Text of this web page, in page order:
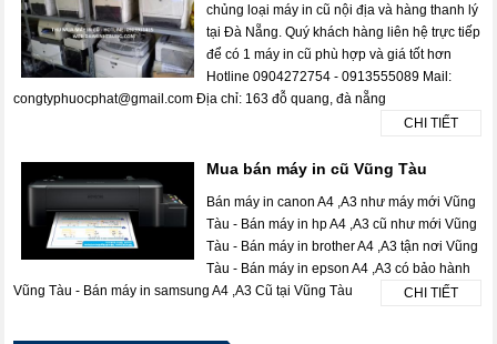
chủng loại máy in cũ nội địa và hàng thanh lý
tại Đà Nẵng. Quý khách hàng liên hệ trực tiếp
để có 1 máy in cũ phù hợp và giá tốt hơn
Hotline 0904272754 - 0913555089 Mail:
congtyphuocphat@gmail.com Địa chỉ: 163 đỗ quang, đà nẵng
CHI TIẾT
Mua bán máy in cũ Vũng Tàu
Bán máy in canon A4 ,A3 như máy mới Vũng
Tàu - Bán máy in hp A4 ,A3 cũ như mới Vũng
Tàu - Bán máy in brother A4 ,A3 tận nơi Vũng
Tàu - Bán máy in epson A4 ,A3 có bảo hành
Vũng Tàu - Bán máy in samsung A4 ,A3 Cũ tại Vũng Tàu
CHI TIẾT